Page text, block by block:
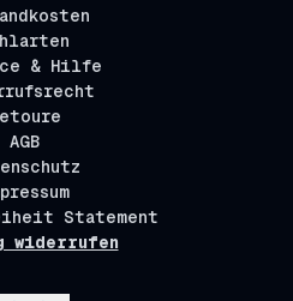
& Hilfe
AGB
Statement
widerrufen